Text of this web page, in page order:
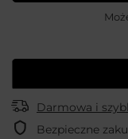
Darmowa i
Bezpieczne